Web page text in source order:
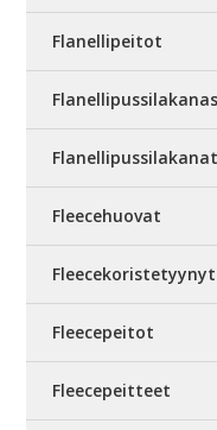
Flanellipeitot
Flanellipussilakanat
Fleecehuovat
Fleecekoristetyynyt
Fleecepeitot
Fleecepeitteet